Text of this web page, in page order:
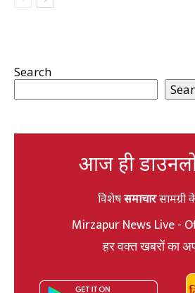
Search
आज ही
विशेषसमाचारसामग्री
Mirzapur News Live -
हर वक्त खबरों का